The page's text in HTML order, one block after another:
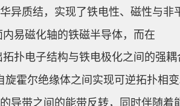
异质结，实现了铁电性、磁性与非
内易磁化轴的铁磁半导体，而在
扑电子结构与铁电极化之间的强耦
霍尔绝缘体之间实现可逆拓扑相
导带之间的能带反转，同时伴随着